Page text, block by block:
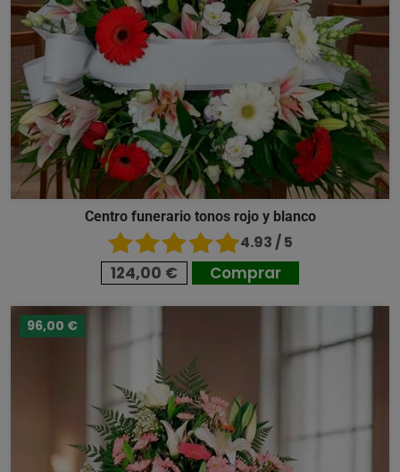
Centro funerario tonos rojo y blanco
4.93 / 5
124,00 € Comprar
96,00 €